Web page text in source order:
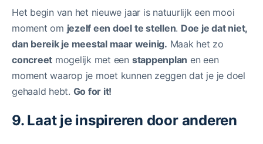
Het begin van het nieuwe jaar is natuurlijk een mooi
moment om jezelf een doel te stellen. Doe je dat niet,
dan bereik je meestal maar weinig. Maak het zo
concreet mogelijk met een stappenplan en een
moment waarop je moet kunnen zeggen dat je je doel
gehaald hebt. Go for it!
9. Laat je inspireren door anderen